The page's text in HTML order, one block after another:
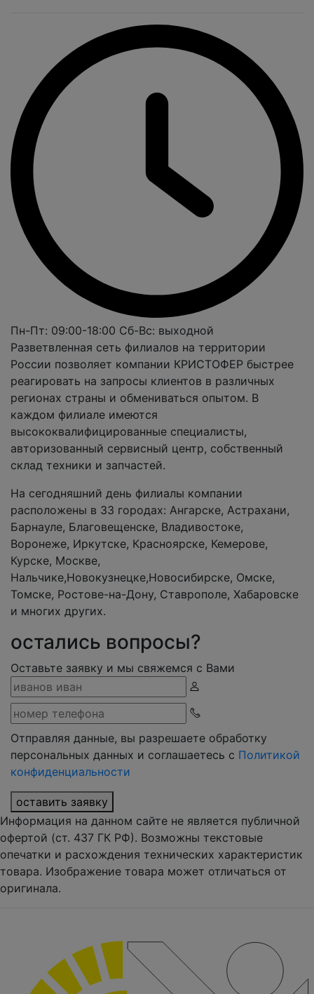
Пн-Пт: 09:00-18:00 Сб-Вс: выходной
Разветвленная сеть филиалов на территории
России позволяет компании КРИСТОФЕР быстрее
реагировать на запросы клиентов в различных
регионах страны и обмениваться опытом. В
каждом филиале имеются
высококвалифицированные специалисты,
авторизованный сервисный центр, собственный
склад техники и запчастей.
На сегодняшний день филиалы компании
расположены в 33 городах: Ангарске, Астрахани,
Барнауле, Благовещенске, Владивостоке,
Воронеже, Иркутске, Красноярске, Кемерове,
Курске, Москве,
Нальчике,Новокузнецке,Новосибирске, Омске,
Томске, Ростове-на-Дону, Ставрополе, Хабаровске
и многих других.
остались вопросы?
Оставьте заявку и мы свяжемся с Вами
Отправляя данные, вы разрешаете обработку
персональных данных и соглашаетесь с Политикой
конфиденциальности
оставить заявку
Информация на данном сайте не является публичной
офертой (ст. 437 ГК РФ). Возможны текстовые
опечатки и расхождения технических характеристик
товара. Изображение товара может отличаться от
оригинала.